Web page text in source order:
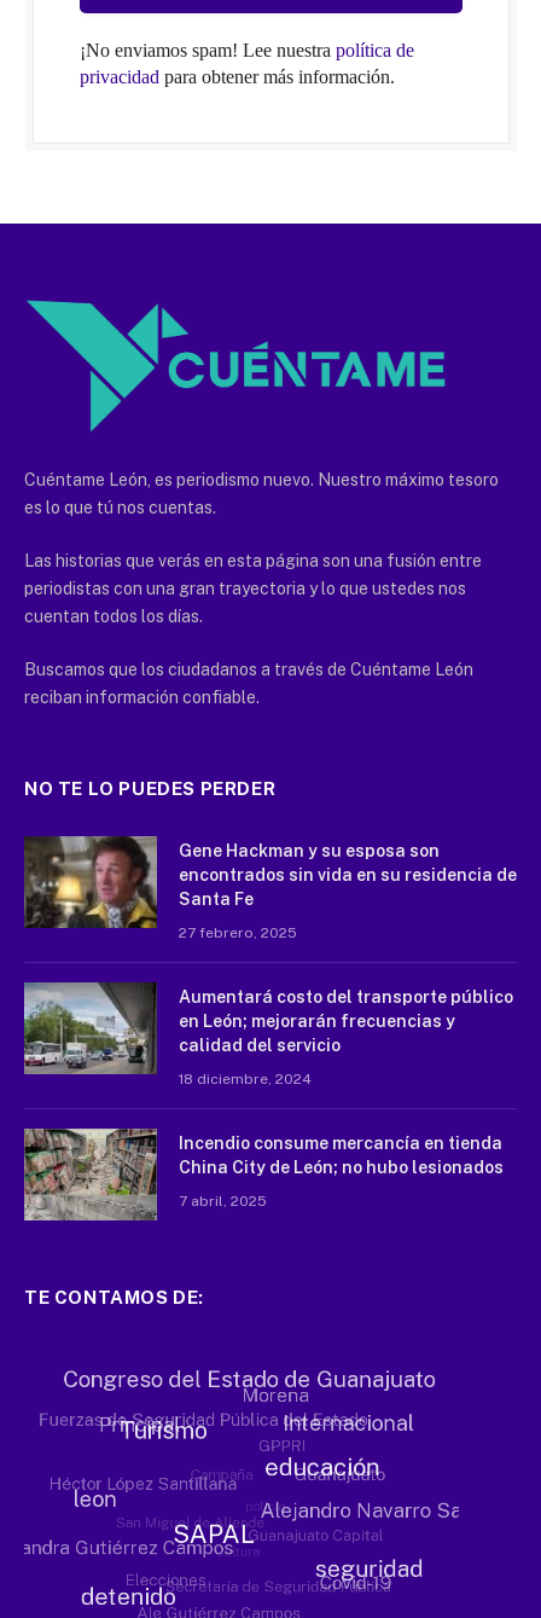
¡No enviamos spam! Lee nuestra política de
privacidad para obtener más información.
Cuéntame León, es periodismo nuevo. Nuestro máximo tesoro
es lo que tú nos cuentas.
Las historias que verás en esta página son una fusión entre
periodistas con una gran trayectoria y lo que ustedes nos
cuentan todos los días.
Buscamos que los ciudadanos a través de Cuéntame León
reciban información confiable.
NO TE LO PUEDES PERDER
Gene Hackman y su esposa son
encontrados sin vida en su residencia de
Santa Fe
27 febrero, 2025
Aumentará costo del transporte público
en León; mejorarán frecuencias y
calidad del servicio
18 diciembre, 2024
Incendio consume mercancía en tienda
China City de León; no hubo lesionados
7 abril, 2025
TE CONTAMOS DE: